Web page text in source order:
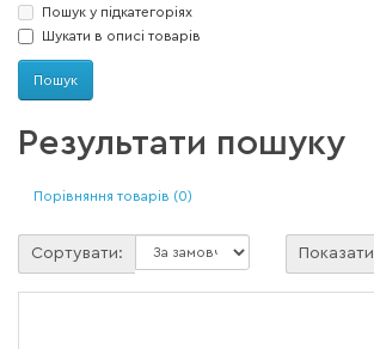
Пошук у підкатегоріях
Шукати в описі товарів
Результати пошуку
Порівняння товарів (0)
Сортувати: Показати